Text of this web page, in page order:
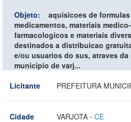
Objeto:
aquisicoes de
medicamentos, materiais
farmacologicos e materiais
destinados a distribuicao
e/ou usuarios do sus, atraves
municipio de varj...
Licitante
PREFEITURA
Cidade VARJOTA - CE